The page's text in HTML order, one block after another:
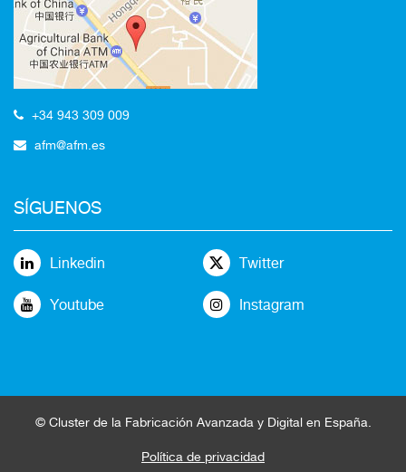
+34 943 309 009
afm@afm.es
SÍGUENOS
Linkedin Twitter
Youtube Instagram
© Clusterde la Fabricación Avanzada y Digital en España
Política de privacidad